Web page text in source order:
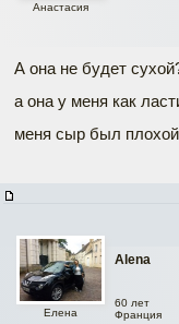
Анастасия
А она не будет
а она у меня как
меня сыр был
Alena
Елена
60 лет
Франция